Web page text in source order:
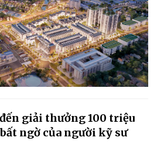
giải thưởng 100 triệu
ngờ của người kỹ sư